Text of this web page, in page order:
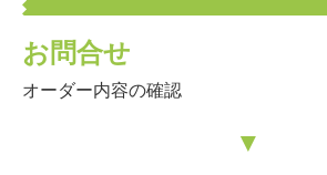
お問合せ
オーダー内容の確認
▼